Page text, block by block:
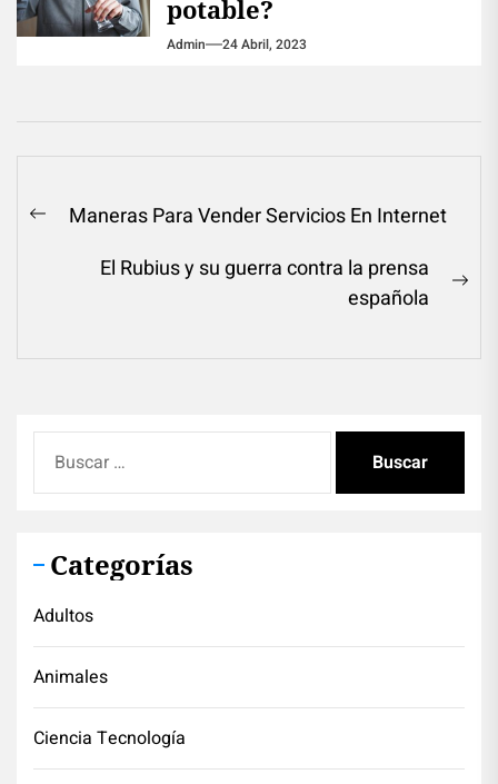
potable?
Admin 24 Abril, 2023
Navegación
entradas
PreviousManeras Para Vender Servicios En Internet
El Rubius y su guerra contra la prensa
española
Categorías
Adultos
Animales
Ciencia Tecnología